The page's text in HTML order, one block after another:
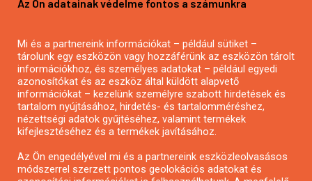
Mezőgazdasági pályázatírás
Pályázatírás civil szervezeteknek
Pályázatírás önkormányzatoknak
Pályázatfigyelés
Specifikus pályázatfigyelés vagy hírlevél
Az Ön adatainak védelme fontos a számunkra
Mi és a partnereink információkat – például sütiket –
tárolunk egy eszközön vagy hozzáférünk az eszközön tárolt
információkhoz, és személyes adatokat – például egyedi
azonosítókat és az eszköz által küldött alapvető
információkat – kezelünk személyre szabott hirdetések és
tartalom nyújtásához, hirdetés- és tartalomméréshez,
nézettségi adatok gyűjtéséhez, valamint termékek
kifejlesztéséhez és a termékek javításához.
Az Ön engedélyével mi és a partnereink eszközleolvasásos
módszerrel szerzett pontos geolokációs adatokat és